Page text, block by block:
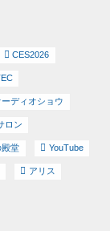
CES2026
ディオショウ
ロン
殿堂 YouTube
アリス